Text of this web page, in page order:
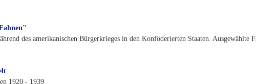
des amerikanischen Bürgerkrieges in den Konföderierten Staaten. Ausgewählte
1920 - 1939